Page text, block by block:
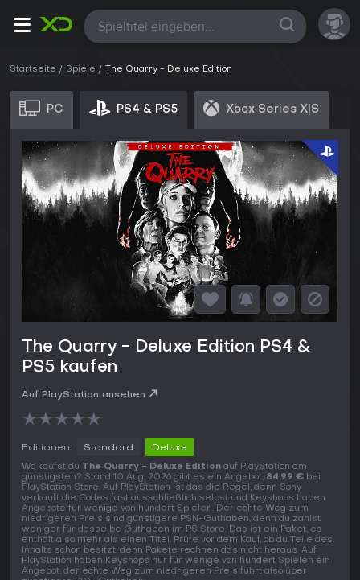
Alle
Startseite Spiele The Quarry - Deluxe Edition
PC PS4 & PS5 Xbox Series X|S
The Quarry - Deluxe Edition PS4 &
PS5 kaufen
Auf PlayStation ansehen
★★★★★
Editionen: Standard Deluxe
Wo kaufst du The Quarry - Deluxe Edition auf PlayStation am
günstigsten? Stand 10 Aug. 2026 gibt es ein Angebot, 84,99 € bei
PlayStation Store. Auf PlayStation ist das die Regel, denn Sony
verkauft die Codes fast ausschließlich selbst und Keyshops haben
Angebote für wenige von hundert Spielen. Der echte Weg zum
niedrigeren Preis sind günstigere PSN-Guthaben, denn du zahlst
weniger für dasselbe Guthaben im PS Store. Das ist ein Paket, es
enthält also mehr als einen Titel. Prüfe vor dem Kauf, ob du Teile des
Inhalts schon besitzt, denn Pakete rechnen das nicht heraus. Auf
PlayStation haben Keyshops nur für wenige von hundert Spielen ein
Angebot, der echte Weg zum niedrigeren Preis führt also über